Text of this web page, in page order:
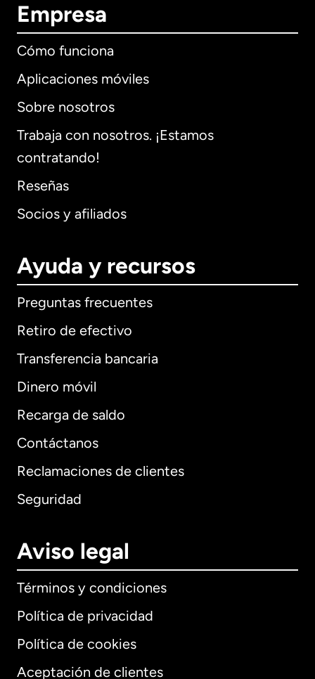
Empresa
Cómo funciona
Aplicaciones móviles
Sobre nosotros
Trabaja con nosotros. ¡Estamos
contratando!
Reseñas
Socios y afiliados
Ayuda y recursos
Preguntas frecuentes
Retiro de efectivo
Transferencia bancaria
Dinero móvil
Recarga de saldo
Contáctanos
Reclamaciones de clientes
Seguridad
Aviso legal
Términos y condiciones
Política de privacidad
Política de cookies
Aceptación de clientes